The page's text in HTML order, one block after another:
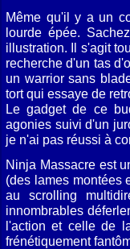
Même qu'il y a un
lourde épée.
illustration. Il s'agit
recherche d'un tas
un warrior sans
tort qui essaye de
Le gadget de ce
agonies suivi d'un
je n'ai pas réussi à
Ninja Massacre est
(des lames montées
au scrolling
innombrables
l'action et celle de
frénétiquement